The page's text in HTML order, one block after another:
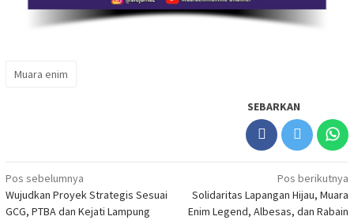
Muara enim
SEBARKAN
Navigasi
pos
Pos sebelumnya
Wujudkan Proyek Strategis Sesuai
GCG, PTBA dan Kejati Lampung
Pos berikutnya
Solidaritas Lapangan Hijau, Muara
Enim Legend, Albesas, dan Rabain